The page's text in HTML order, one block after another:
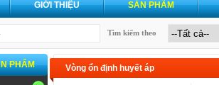
GIỚI THIỆU SẢN PHẨM
Tìm kiếm theo
PHẨM Vòng ổn định huyết áp